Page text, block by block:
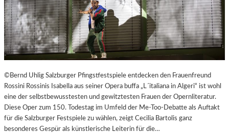
©Bernd Uhlig Salzburger Pfingstfestspiele entdecken den Frauenfreund
Rossini Rossinis Isabella aus seiner Opera buffa „L´italiana in Algeri“ ist wohl
eine der selbstbewusstesten und gewitztesten Frauen der Opernliteratur.
Diese Oper zum 150. Todestag im Umfeld der Me-Too-Debatte als Auftakt
für die Salzburger Festspiele zu wählen, zeigt Cecilia Bartolis ganz
besonderes Gespür als künstlerische Leiterin für die…